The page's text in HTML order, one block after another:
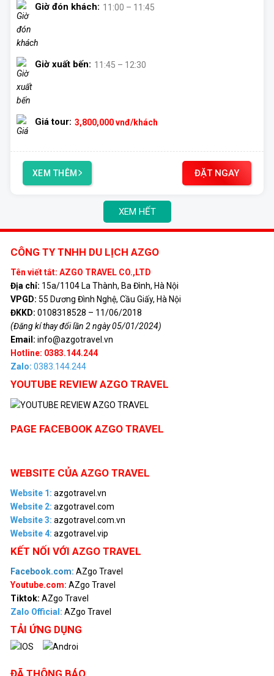
Giờ đón khách: 11:00 – 11:45
Giờ xuất bến: 11:45 – 12:30
Giá tour: 3,800,000vnđ/khách
XEM THÊM ĐẶT NGAY
XEM HẾT
CÔNG TY TNHH DU LỊCH AZGO
Tên viết tắt: AZGO TRAVEL CO.,LTD
Địa chỉ: 15a/1104 La Thành, Ba Đình, Hà Nội
VPGD: 55 Dương Đình Nghệ, Cầu Giấy, Hà Nội
ĐKKD: 0108318528 – 11/06/2018
(Đăng kí thay đổi lần 2 ngày 05/01/2024)
Email: info@azgotravel.vn
Hotline: 0383.144.244
Zalo: 0383.144.244
YOUTUBE REVIEW AZGO TRAVEL
PAGE FACEBOOK AZGO TRAVEL
WEBSITE CỦA AZGO TRAVEL
Website 1: azgotravel.vn
Website 2: azgotravel.com
Website 3: azgotravel.com.vn
Website 4: azgotravel.vip
KẾT NỐI VỚI AZGO TRAVEL
Facebook.com: AZgo Travel
Youtube.com: AZgo Travel
Tiktok: AZgo Travel
Zalo Official : AZgo Travel
TẢI ỨNG DỤNG
ĐÃ THÔNG BÁO